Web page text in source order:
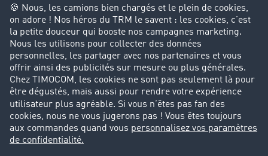
Entreprise
Parrainage clients
Success Stories
Cadre légal
Mentions légales